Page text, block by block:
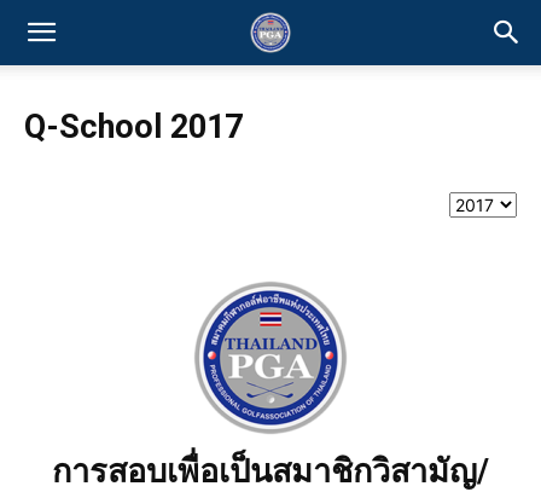
Q-School 2017
การสอบเพื่อเป็นสมาชิกวิสามัญ/